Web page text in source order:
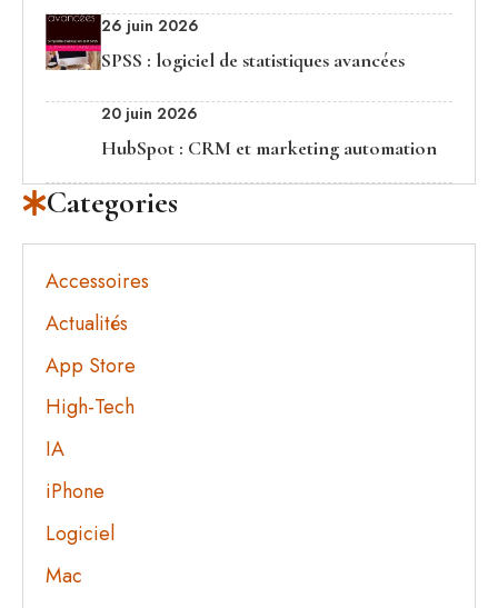
26 juin 2026
SPSS : logiciel de statistiques avancées
20 juin 2026
HubSpot : CRM et marketing automation
Categories
Accessoires
Actualités
App Store
High-Tech
IA
iPhone
Logiciel
Mac